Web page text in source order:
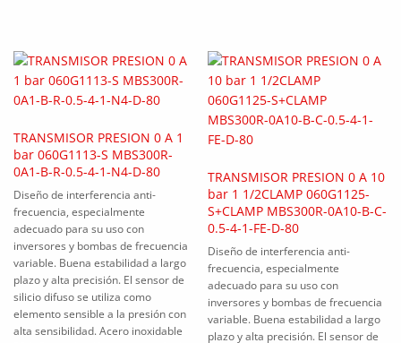
TRANSMISOR PRESION 0 A 1
bar 060G1113-S MBS300R-
0A1-B-R-0.5-4-1-N4-D-80
Diseño de interferencia anti-
frecuencia, especialmente
adecuado para su uso con
inversores y bombas de frecuencia
variable. Buena estabilidad a largo
plazo y alta precisión. El sensor de
silicio difuso se utiliza como
elemento sensible a la presión con
alta sensibilidad. Acero inoxidable
TRANSMISOR PRESION 0 A 10
bar 1 1/2CLAMP 060G1125-
S+CLAMP MBS300R-0A10-B-C-
0.5-4-1-FE-D-80
Diseño de interferencia anti-
frecuencia, especialmente
adecuado para su uso con
inversores y bombas de frecuencia
variable. Buena estabilidad a largo
plazo y alta precisión. El sensor de